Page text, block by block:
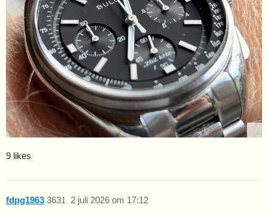
9 likes
fdpg1963 2 juli 2026 om 17:12
3631